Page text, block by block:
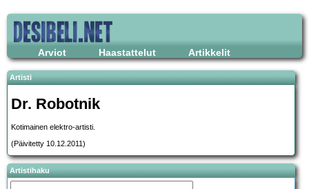
Arviot Haastattelut Artikkelit
Artisti
Dr. Robotnik
Kotimainen elektro-artisti.
(Päivitetty 10.12.2011)
Artistihaku